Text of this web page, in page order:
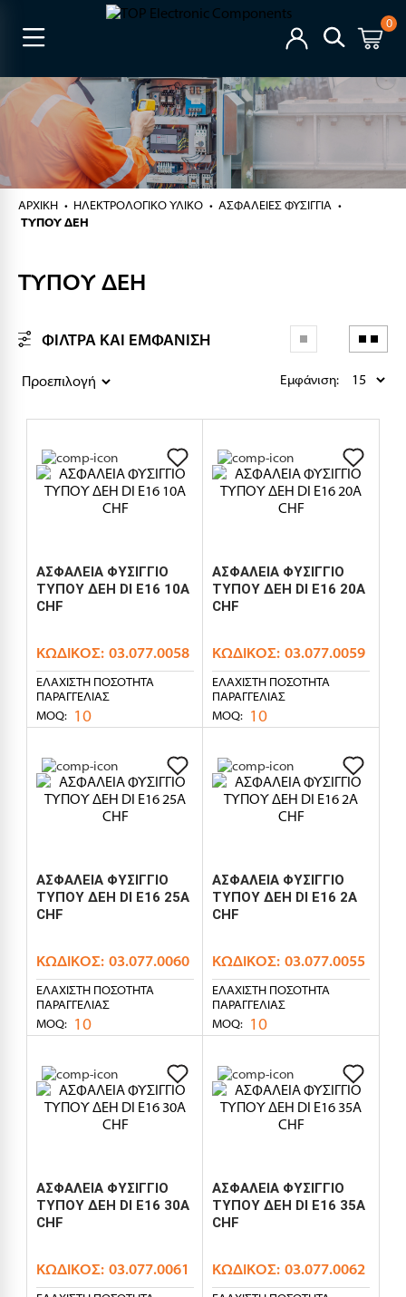
0
ΑΡΧΙΚΉ ΗΛΕΚΤΡΟΛΟΓΙΚΟ ΥΛΙΚΟ
ΑΣΦΑΛΕΙΕΣ ΦΥΣΙΓΓΙΑ
ΤΥΠΟΥ ΔΕΗ
ΤΥΠΟΥ ΔΕΗ
ΦΙΛΤΡΑ ΚΑΙ ΕΜΦΑΝΙΣΗ
Εμφάνιση:
ΑΣΦΑΛΕΙΑ ΦΥΣΙΓΓΙΟ
ΤΥΠΟΥ ΔΕΗ DI E16 10A
CHF
ΚΩΔΙΚΌΣ: 03.077.0058
ΕΛΆΧΙΣΤΗ ΠΟΣΌΤΗΤΑ
ΠΑΡΑΓΓΕΛΊΑΣ
MOQ: 10
ΑΣΦΑΛΕΙΑ ΦΥΣΙΓΓΙΟ
ΤΥΠΟΥ ΔΕΗ DI E16 20A
CHF
ΚΩΔΙΚΌΣ: 03.077.0059
ΕΛΆΧΙΣΤΗ ΠΟΣΌΤΗΤΑ
ΠΑΡΑΓΓΕΛΊΑΣ
MOQ: 10
ΑΣΦΑΛΕΙΑ ΦΥΣΙΓΓΙΟ
ΤΥΠΟΥ ΔΕΗ DI E16 25A
CHF
ΚΩΔΙΚΌΣ: 03.077.0060
ΕΛΆΧΙΣΤΗ ΠΟΣΌΤΗΤΑ
ΠΑΡΑΓΓΕΛΊΑΣ
MOQ: 10
ΑΣΦΑΛΕΙΑ ΦΥΣΙΓΓΙΟ
ΤΥΠΟΥ ΔΕΗ DI E16 2A
CHF
ΚΩΔΙΚΌΣ: 03.077.0055
ΕΛΆΧΙΣΤΗ ΠΟΣΌΤΗΤΑ
ΠΑΡΑΓΓΕΛΊΑΣ
MOQ: 10
ΑΣΦΑΛΕΙΑ ΦΥΣΙΓΓΙΟ
ΤΥΠΟΥ ΔΕΗ DI E16 30A
CHF
ΚΩΔΙΚΌΣ: 03.077.0061
ΑΣΦΑΛΕΙΑ ΦΥΣΙΓΓΙΟ
ΤΥΠΟΥ ΔΕΗ DI E16 35A
CHF
ΚΩΔΙΚΌΣ: 03.077.0062